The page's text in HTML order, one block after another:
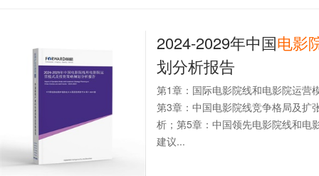
2024-2029年中国电影
划分析报告
第1章：国际电影院线和电影院运营
第3章：中国电影院线竞争格局及扩
析；第5章：中国领先电影院线和电
建议...